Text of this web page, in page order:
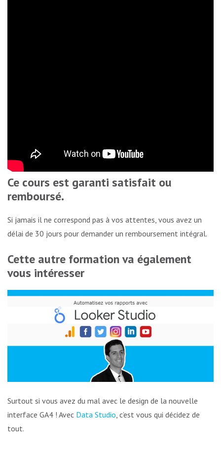
Ce cours est garanti satisfait ou
remboursé.
Si jamais il ne correspond pas à vos attentes, vous avez un
délai de 30 jours pour demander un remboursement intégral.
Cette autre formation va également
vous intéresser
Surtout si vous avez du mal avec le design de la nouvelle
interface GA4 ! Avec Data Studio , c’est vous qui décidez de
tout.